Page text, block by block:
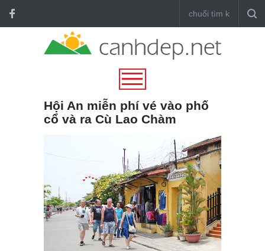
Hội An miễn phí vé vào phố
cổ và ra Cù Lao Chàm